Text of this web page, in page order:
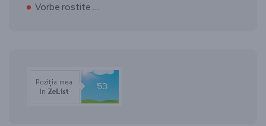
Vorbe rostite ….